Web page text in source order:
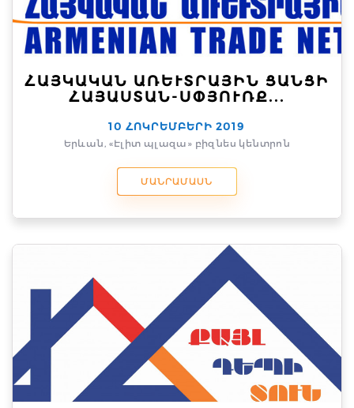
ՀԱՅԿԱԿԱՆ ԱՌԵՒՏՐԱՅԻՆ ՑԱՆՑԻ Հ
ԱՅԱՍՏԱՆ-ՍՓՅՈՒՌՔ...
10 ՀՈԿՐԵՄԲԵՐԻ 2019
Երևան, «Էլիտ պլազա» բիզնես կենտրոն
ՄԱՆՐԱՄԱՍՆ